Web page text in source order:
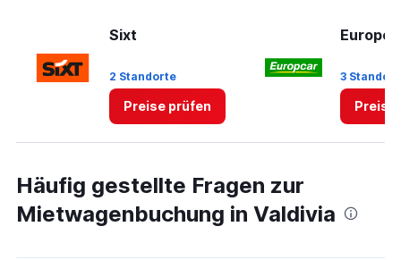
to
Sixt
2 Standorte
Preise prüfen
3
Preise
Häufig gestellte Fragen zur
Mietwagenbuchung in Valdivia